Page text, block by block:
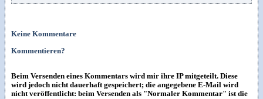
Keine Kommentare
Kommentieren?
Beim Versenden eines Kommentars wird mir ihre IP mitgeteilt. Diese
wird jedoch nicht dauerhaft gespeichert; die angegebene E-Mail wird
nicht veröffentlicht: beim Versenden als "Normaler Kommentar" ist die